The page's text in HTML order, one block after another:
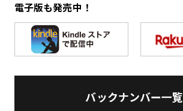
電子版も発売中！
バックナンバー一覧